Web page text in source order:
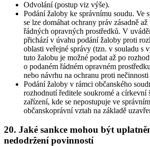
Odvolání (postup viz výše).
Podání žaloby ke správnímu soudu. Ve
se lze domáhat ochrany práv zásadně
řádných opravných prostředků. V
přichází v úvahu podání žaloby proti
oblasti veřejné správy (tzn. v souladu s
tuto žalobu je možné podat až po
o podaném řádném opravném
nebo návrhu na ochranu proti
Podání žaloby v rámci občanského
rozhodnutí ředitele soukromé a církevní
zařízení, kde se nepostupuje ve
občanskoprávní vztah na základě
20. Jaké sankce mohou být
nedodržení povinností